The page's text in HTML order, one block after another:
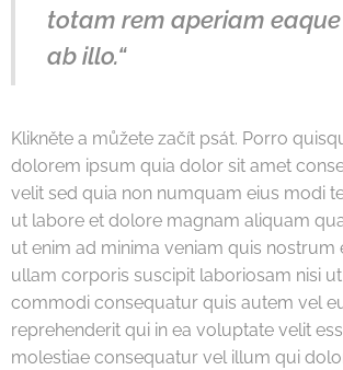
totam rem aperiam
ab illo.“
Klikněte a můžete začít psát. Porro
dolorem ipsum quia dolor sit amet
velit sed quia non numquam eius modi
ut labore et dolore magnam aliquam
ut enim ad minima veniam quis nostrum
ullam corporis suscipit laboriosam nisi
commodi consequatur quis autem vel
reprehenderit qui in ea voluptate velit
molestiae consequatur vel illum qui